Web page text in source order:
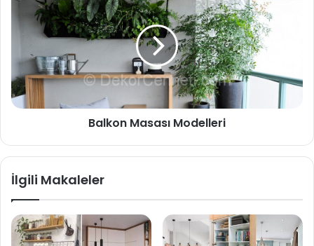
Balkon Masası Modelleri
İlgili Makaleler